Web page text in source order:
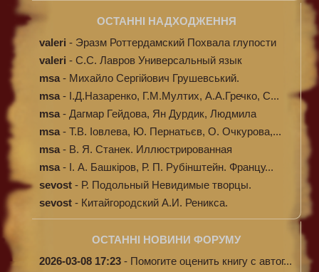
ОСТАННІ НАДХОДЖЕННЯ
valeri - Эразм Роттердамский Похвала глупости
valeri - C.С. Лавров Универсальный язык
программи...
msa - Михайло Сергійович Грушевський.
Ілюстров...
msa - І.Д.Назаренко, Г.М.Мултих, А.А.Гречко, С...
msa - Дагмар Гейдова, Ян Дурдик, Людмила
Кибал...
msa - Т.В. Іовлева, Ю. Пернатьєв, О. Очкурова,...
msa - В. Я. Станек. Иллюстрированная
энциклопе...
msa - І. А. Башкіров, Р. П. Рубінштейн. Францу...
sevost - Р. Подольный Невидимые творцы.
sevost - Китайгородский А.И. Реникса.
ОСТАННІ НОВИНИ ФОРУМУ
2026-03-08 17:23 - Помогите оценить книгу с автог...